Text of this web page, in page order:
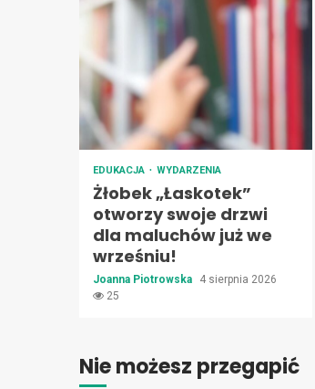
EDUKACJA WYDARZENIA
Żłobek „Łaskotek”
otworzy swoje drzwi
dla maluchów już we
wrześniu!
Joanna Piotrowska
4 sierpnia 2026
25
Nie możesz przegapić